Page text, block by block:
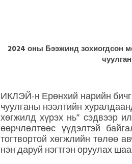
2024 оны Бээжинд зохиогдсон
ИКЛЭЙ-н Ерөнхий нарийн
чуулганы нээлтийн
хөгжилд хүрэх нь” сэдвээр
өөрчлөлтөөс үүдэлтэй
тогтвортой хөгжлийн төлөө
нэн даруй нэгтгэн оруулах